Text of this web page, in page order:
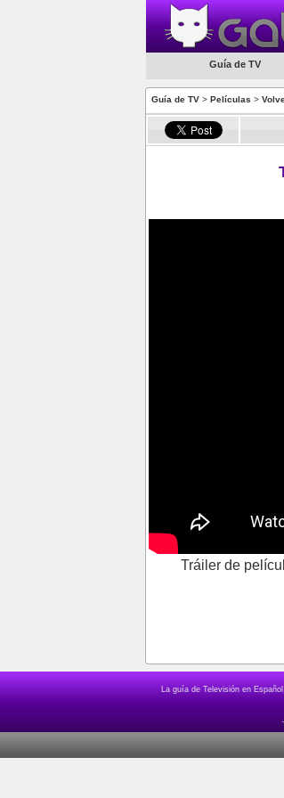
Guía de TV
Guía de TV > Películas >
Tráiler de
La guía de Televisión en